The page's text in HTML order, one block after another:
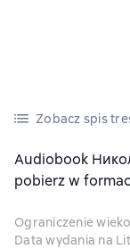
Zobacz spis
Audiobook
pobierz w
Ograniczenie
Data wydania na